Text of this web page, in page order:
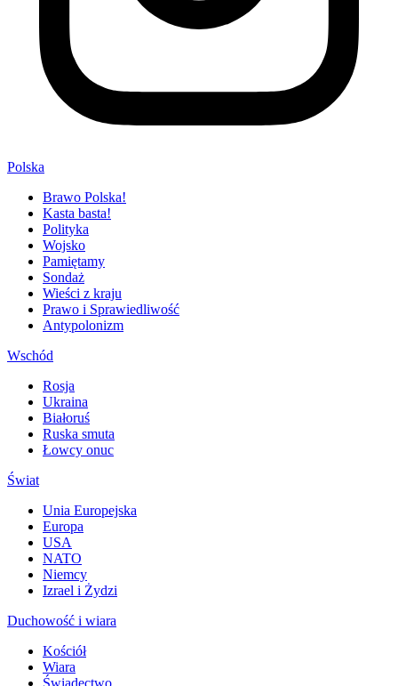
Polska
Brawo Polska!
Kasta basta!
Polityka
Wojsko
Pamiętamy
Sondaż
Wieści z kraju
Prawo i Sprawiedliwość
Antypolonizm
Wschód
Rosja
Ukraina
Białoruś
Ruska smuta
Łowcy onuc
Świat
Unia Europejska
Europa
USA
NATO
Niemcy
Izrael i Żydzi
Duchowość i wiara
Kościół
Wiara
Świadectwo